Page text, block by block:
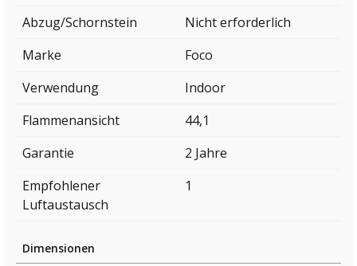
Abzug/Schornstein
Nicht erforderlich
Marke
Foco
Verwendung
Indoor
Flammenansicht
44,1
Garantie
2 Jahre
Empfohlener
Luftaustausch
1
Dimensionen